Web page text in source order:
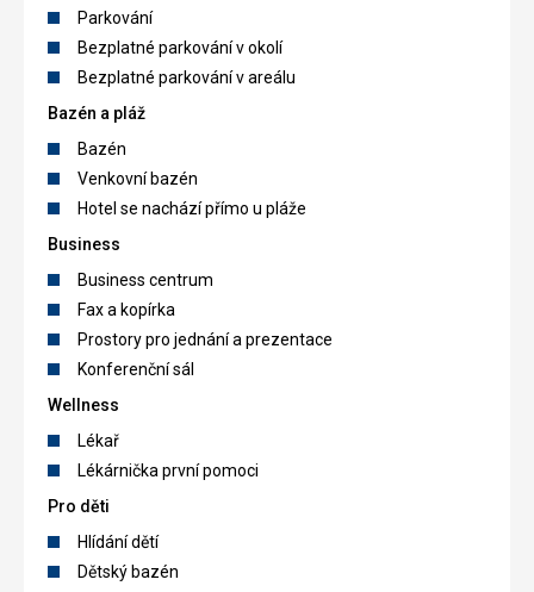
Parkování
Bezplatné parkování v okolí
Bezplatné parkování v areálu
Bazén a pláž
Bazén
Venkovní bazén
Hotel se nachází přímo u pláže
Business
Business centrum
Fax a kopírka
Prostory pro jednání a prezentace
Konferenční sál
Wellness
Lékař
Lékárnička první pomoci
Pro děti
Hlídání dětí
Dětský bazén